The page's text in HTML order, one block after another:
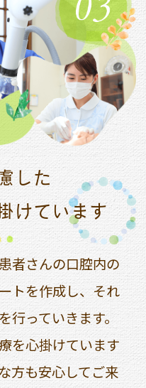
した
けています
者さんの口腔内の
トを作成し、それ
行っていきます。
を心掛けています
方も安心してご来